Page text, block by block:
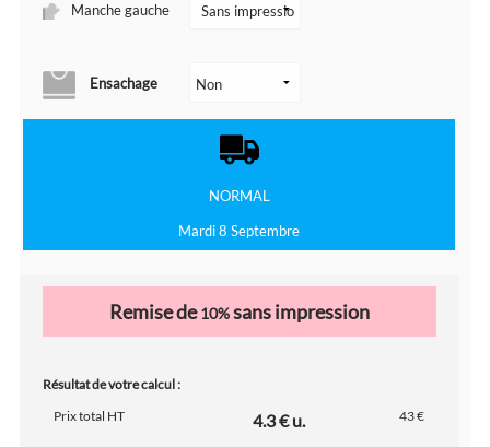
Manche gauche
Ensachage
NORMAL
Mardi 8 Septembre
Remise de10%sans impression
Résultat de votre calcul :
Prix total HT
4.3 € u. 43 €